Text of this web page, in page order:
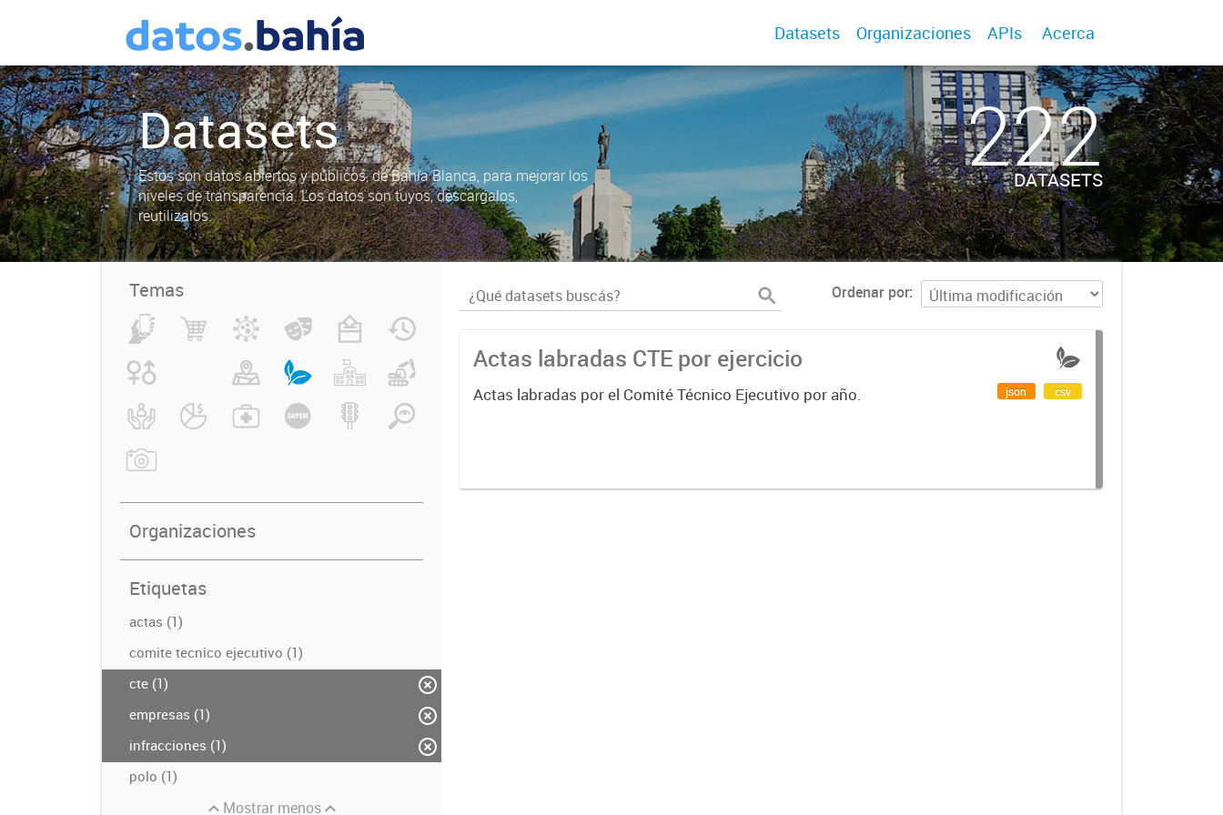
Datasets Organizaciones APIs Acerca
Datasets
Estos son datos abiertos y públicos, de Bahía Blanca, para mejorar los
niveles de transparencia. Los datos son tuyos, descargalos,
reutilizalos.
222
DATASETS
Temas
Organizaciones
Etiquetas
actas (1)
comite tecnico ejecutivo (1)
cte (1)
empresas (1)
infracciones (1)
polo (1)
Mostrar menos
Ordenar por
Actas labradas CTE por ejercicio
Actas labradas por el Comité Técnico Ejecutivo por año. json csv